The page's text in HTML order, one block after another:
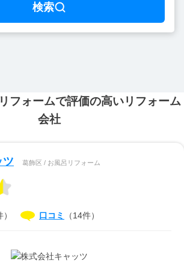
検索
フォームで評価の高いリフォーム
会社
ツ 葛飾区 / お風呂リフォーム
口コミ （14件）